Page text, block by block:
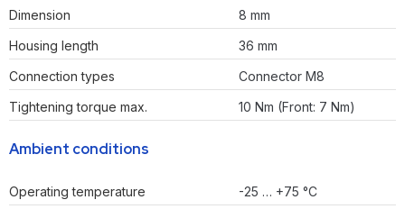
Dimension
8 mm
Housing length
36 mm
Connection types
Connector M8
Tightening torque max.
10 Nm (Front: 7 Nm)
Ambient conditions
Operating temperature
-25 … +75 °C